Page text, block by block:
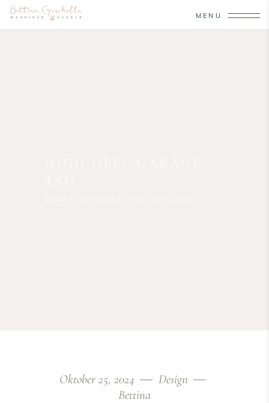
MENU
Oktober 25, 2024
Design
Bettina